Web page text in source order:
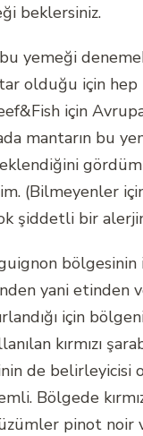
beklersiniz.
yemeği
olduğu için hep
için
mantarın bu
(Bilmeyenler
şiddetli bir
yani etinden
için
kırmızı
de belirleyicisi
Bölgede
pinot noir